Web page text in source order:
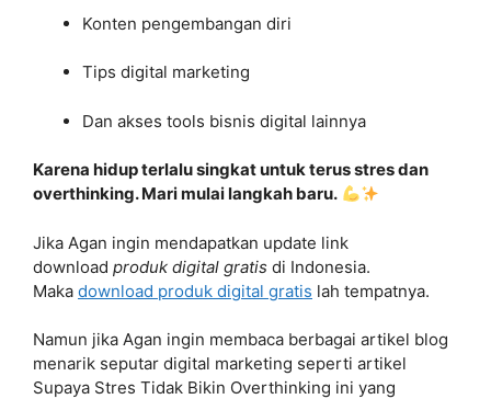
Konten pengembangan diri
Tips digital marketing
Dan akses tools bisnis digital lainnya
Karena hidup terlalu singkat untuk terus stres dan
overthinking. Mari mulai langkah baru.
Jika Agan ingin mendapatkan update link
download produk digital gratis di Indonesia.
Maka download produk digital gratis lah tempatnya.
Namun jika Agan ingin membaca berbagai artikel blog
menarik seputar digital marketing seperti artikel
Supaya Stres Tidak Bikin Overthinking ini yang